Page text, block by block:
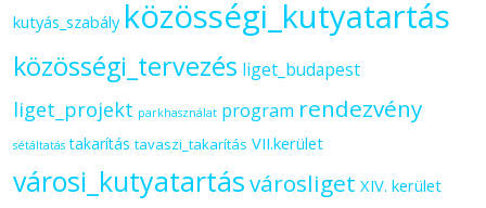
kutyás_szabály közösségi_kutyatartás
közösségi_tervezés liget_budapest
liget_projekt parkhasználat program rendezvény
sétáltatás takarítás tavaszi_takarítás VII.kerület
városi_kutyatartásvárosliget XIV. kerület